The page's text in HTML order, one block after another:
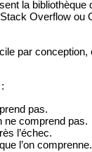
la bibliothèque
Overflow ou
par conception,
pas.
ne comprend pas.
l’échec.
l’on comprenne.